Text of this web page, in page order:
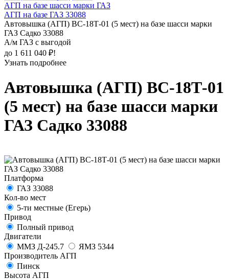
АГП на базе шасси марки ГАЗ
АГП на базе ГАЗ 33088
Автовышка (АГП) ВС-18Т-01 (5 мест) на базе шасси марки
ГАЗ Садко 33088
А/м ГАЗ с выгодой
до 1 611 040 ₽!
Узнать подробнее
Автовышка (АГП) ВС-18Т-01
(5 мест) на базе шасси марки
ГАЗ Садко 33088
Платформа
ГАЗ 33088
Кол-во мест
5-ти местные (Егерь)
Привод
Полный привод
Двигатели
ММЗ Д-245.7
ЯМЗ 5344
Производитель АГП
Пинск
Высота АГП